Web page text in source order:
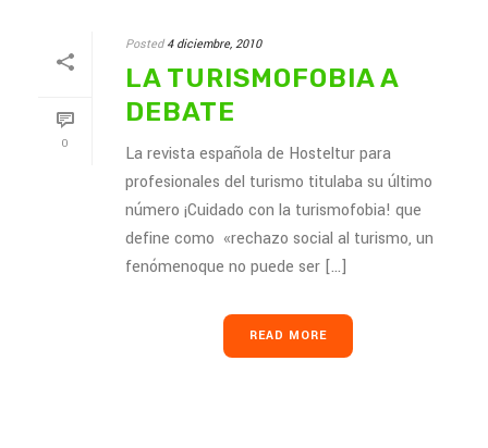
0
Posted 4 diciembre, 2010
LA TURISMOFOBIA A
DEBATE
La revista española de Hosteltur para
profesionales del turismo titulaba su último
número ¡Cuidado con la turismofobia! que
define como «rechazo social al turismo, un
fenómenoque no puede ser [...]
READ MORE